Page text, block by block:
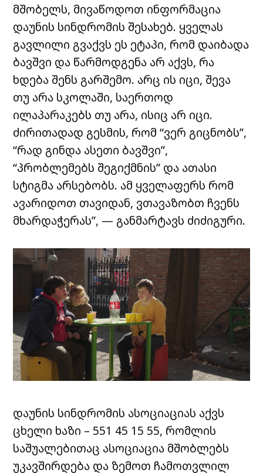
მშობელს, მივაწოდოთ ინფორმაცია
დაუნის სინდრომის შესახებ. ყველას
გავლილი გვაქვს ეს ეტაპი, რომ დაიბადა
ბავშვი და წარმოდგენა არ აქვს, რა
ხდება შენს გარშემო. არც ის იცი, შევა
თუ არა სკოლაში, საერთოდ
ილაპარაკებს თუ არა, ისიც არ იცი.
ძირითადად გესმის, რომ “ვერ გიცნობს”,
“რად გინდა ასეთი ბავშვი”,
“პრობლემებს შეგიქმნის” და ათასი
სტიგმა არსებობს. ამ ყველაფერს რომ
ავარიდოთ თავიდან, ვთავაზობთ ჩვენს
მხარდაჭერას”, — განმარტავს ძიძიგური.
დაუნის სინდრომის ასოციაციას აქვს
ცხელი ხაზი – 551 45 15 55, რომლის
საშუალებითაც ასოციაცია მშობლებს
უკავშირდება და ზემოთ ჩამოთვლილ